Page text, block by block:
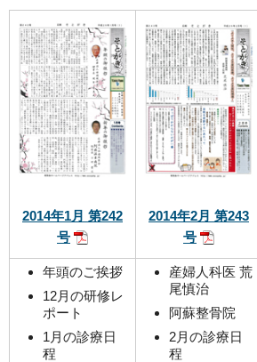
2014年1月 第242
号
2014年2月 第243
号
年頭のご挨拶
12月の研修レ
ポート
1月の診療日
程
産婦人科医 荒
尾慎治
阿蘇整骨院
2月の診療日
程